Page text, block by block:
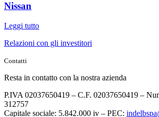
Nissan
Leggi tutto
Relazioni con gli investitori
Contatti
Resta in contatto con la nostra azienda
P.IVA 02037650419 – C.F. 02037650419 –
312757
Capitale sociale: 5.842.000 iv – PEC: